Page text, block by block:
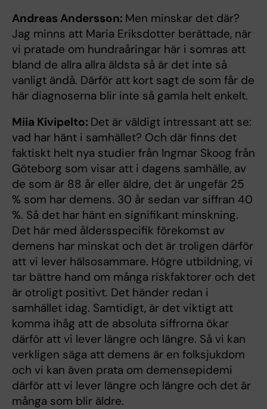
Andreas Andersson: Men minskar det där?
Jag minns att Maria Eriksdotter berättade, när
vi pratade om hundraåringar här i somras att
bland de allra allra äldsta så är det inte så
vanligt ändå. Därför att kort sagt de som får de
här diagnoserna blir inte så gamla helt enkelt.
Miia Kivipelto: Det är väldigt intressant att se:
vad har hänt i samhället? Och där finns det
faktiskt helt nya studier från Ingmar Skoog från
Göteborg som visar att i dagens samhälle, av
de som är 88 år eller äldre, det är ungefär 25
% som har demens. 30 år sedan var siffran 40
%. Så det har hänt en signifikant minskning.
Det här med åldersspecifik förekomst av
demens har minskat och det är troligen därför
att vi lever hälsosammare. Högre utbildning, vi
tar bättre hand om många riskfaktorer och det
är otroligt positivt. Det händer redan i
samhället idag. Samtidigt, är det viktigt att
komma ihåg att de absoluta siffrorna ökar
därför att vi lever längre och längre. Så vi kan
verkligen säga att demens är en folksjukdom
och vi kan även prata om demensepidemi
därför att vi lever längre och längre och det är
många som blir äldre.